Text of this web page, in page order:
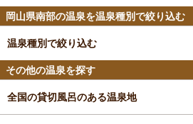
岡山県南部の温泉を温泉種別で絞り込む
温泉種別で絞り込む
その他の温泉を探す
全国の貸切風呂のある温泉地